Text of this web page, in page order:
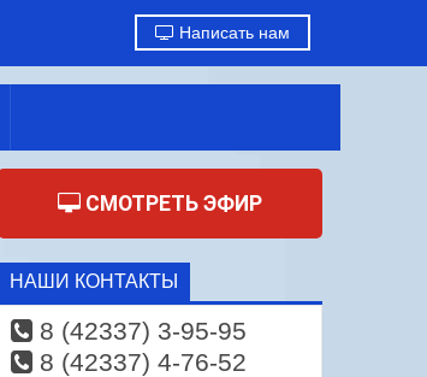
Написать нам
СМОТРЕТЬ ЭФИР
НАШИ КОНТАКТЫ
8 (42337) 3-95-95
8 (42337) 4-76-52